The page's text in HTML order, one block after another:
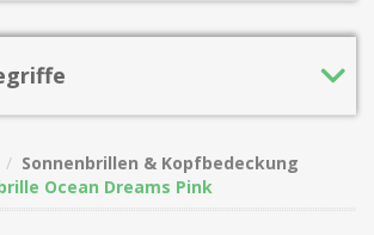
Sonnenbrillen & Kopfbedeckung
Ocean Dreams Pink